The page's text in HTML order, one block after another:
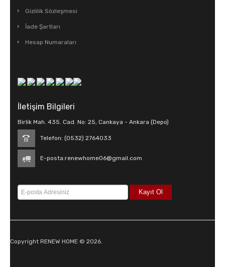
Gizlilik Sözleşmesi
İade Şartları
Hesap Numaraları
İletişim Bilgileri
Birlik Mah. 435. Cad. No: 25, Cankaya - Ankara (Depo)
Telefon: (0532) 2764033
E-posta:renewhome06@gmail.com
Copyright RENEW HOME © 2026.